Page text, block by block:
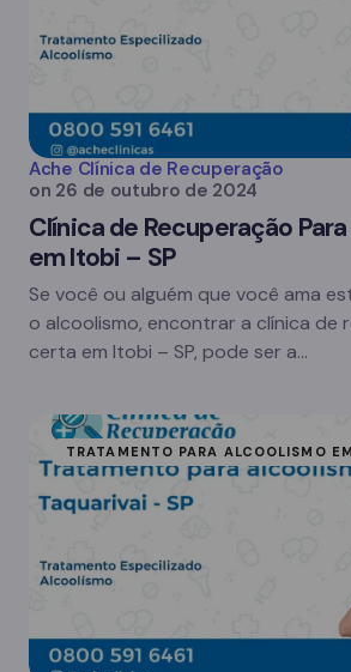
Ache Clínica de Recuperação
on 26 de outubro de 2024
Clínica de Recuperação
em Itobi – SP
Se você ou alguém que você ama
o alcoolismo, encontrar a clínica de
certa em Itobi – SP, pode ser a…
TRATAMENTO PARA ALCOOLISMO